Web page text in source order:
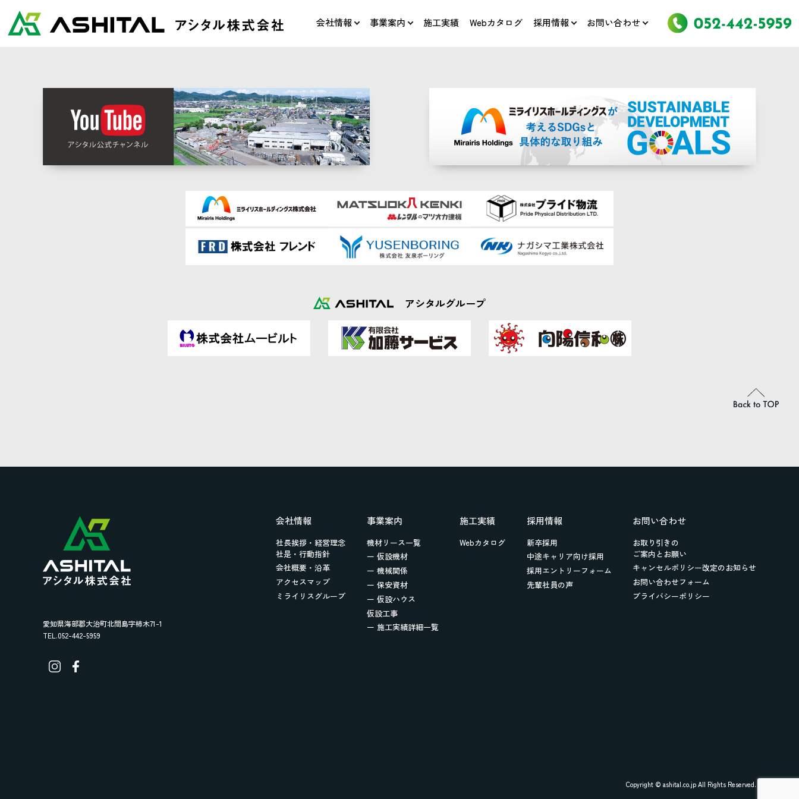
会社情報 事業案内 施工実績 Webカタログ 採用情報 お問い合わせ
アシタルグループ
愛知県海部郡大治町北間島字柿木71-1
TEL.052-442-5959
会社情報
社長挨拶・経営理念
社是・行動指針
会社概要・沿革
アクセスマップ
ミライリスグループ
事業案内
機材リース一覧
ー 仮設機材
ー 機械関係
ー 保安資材
ー 仮設ハウス
仮設工事
ー 施工実績詳細一覧
施工実績
Webカタログ
採用情報
新卒採用
中途キャリア向け採用
採用エントリーフォーム
先輩社員の声
お問い合わせ
お取り引きの
ご案内とお願い
キャンセルポリシー改定のお知らせ
お問い合わせフォーム
プライバシーポリシー
Copyright © ashital.co.jp All Rights Reserved.